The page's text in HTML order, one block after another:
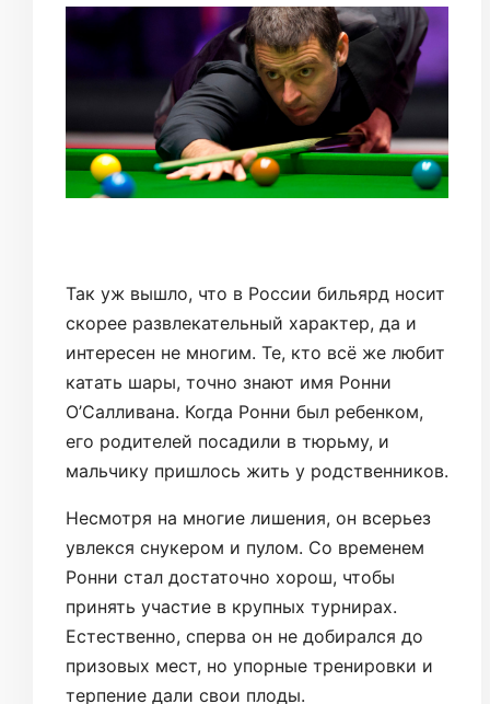
Так уж вышло, что в России бильярд носит
скорее развлекательный характер, да и
интересен не многим. Те, кто всё же любит
катать шары, точно знают имя Ронни
О’Салливана. Когда Ронни был ребенком,
его родителей посадили в тюрьму, и
мальчику пришлось жить у родственников.
Несмотря на многие лишения, он всерьез
увлекся снукером и пулом. Со временем
Ронни стал достаточно хорош, чтобы
принять участие в крупных турнирах.
Естественно, сперва он не добирался до
призовых мест, но упорные тренировки и
терпение дали свои плоды.